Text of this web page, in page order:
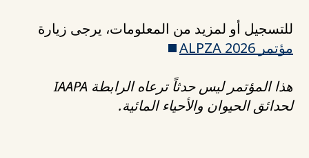
للتسجيل أو لمزيد من المعلومات، يرجى زيارة
مؤتمر ALPZA 2026
هذا المؤتمر ليس حدثاً ترعاه الرابطة IAAPA
لحدائق الحيوان والأحياء المائية.